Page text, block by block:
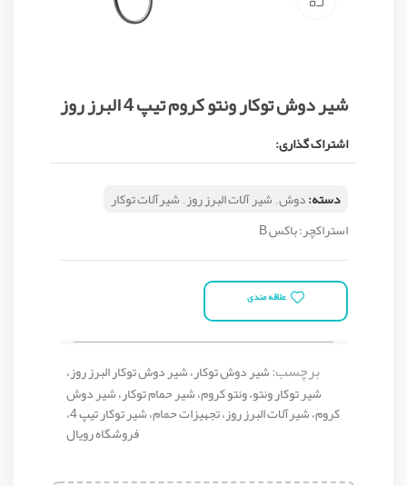
شیر دوش توکار ونتو کروم تیپ 4 البرز روز
اشتراک گذاری:
دسته:دوش,شیر آلات البرز روز,شیرآلات توکار
استراکچر: باکس B
علاقه مندی
برچسب:شیر دوش توکار، شیر دوش توکار البرز روز،
شیر توکار ونتو، ونتو کروم، شیر حمام توکار، شیر دوش
کروم، شیرآلات البرز روز، تجهیزات حمام، شیر توکار تیپ 4،
فروشگاه رویال